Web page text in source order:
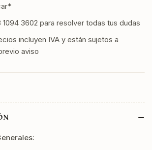
3602 para resolver todas tus dudas
incluyen IVA y están sujetos a
aviso